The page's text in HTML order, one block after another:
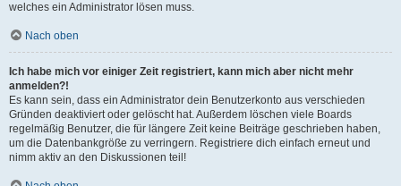
welches ein Administrator lösen muss.
Nach oben
Ich habe mich vor einiger Zeit registriert, kann mich aber nicht mehr
anmelden?!
Es kann sein, dass ein Administrator dein Benutzerkonto aus verschieden
Gründen deaktiviert oder gelöscht hat. Außerdem löschen viele Boards
regelmäßig Benutzer, die für längere Zeit keine Beiträge geschrieben haben,
um die Datenbankgröße zu verringern. Registriere dich einfach erneut und
nimm aktiv an den Diskussionen teil!